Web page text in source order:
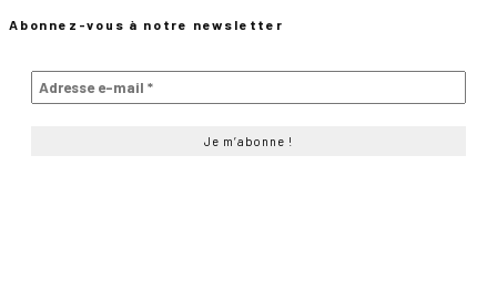
Abonnez-vous à notre newsletter